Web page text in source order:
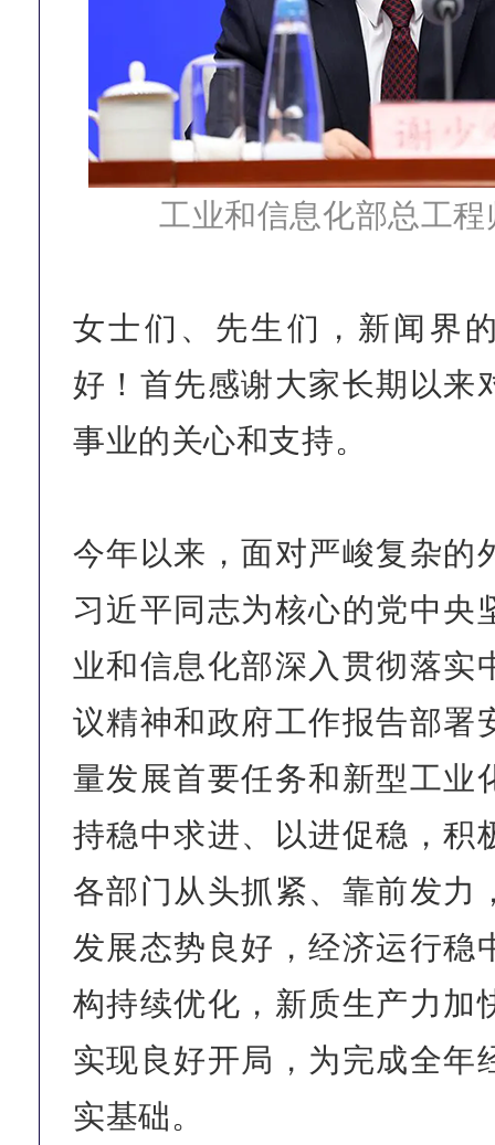
工业和信息化部总工
女士们、先生们，新闻界
好！首先感谢大家长期以来
事业的关心和支持。
今年以来，面对严峻复杂的
习近平同志为核心的党中央
业和信息化部深入贯彻落实
议精神和政府工作报告部署
量发展首要任务和新型工业
持稳中求进、以进促稳，积
各部门从头抓紧、靠前发力
发展态势良好，经济运行稳
构持续优化，新质生产力加
实现良好开局，为完成全年
实基础。